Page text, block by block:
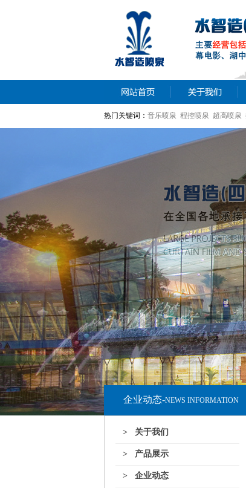
热门关键词： 音乐喷泉 程控喷泉 超高喷泉
> 关于我们
> 产品展示
> 企业动态
企业动态-NEWS INFORMATION